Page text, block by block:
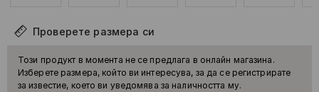
Проверете размера си
Този продукт в момента не се предлага в онлайн магазина.
Изберете размера, който ви интересува, за да се регистрирате
за известие, което ви уведомява за наличността му.